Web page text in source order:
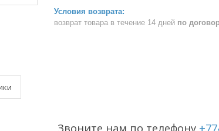
возврат товара в течение 14 дней по
Звоните нам по телефону